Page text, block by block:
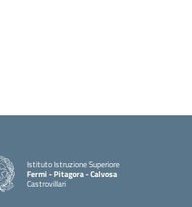
Istituto Istruzione Superiore
Fermi - Pitagora - Calvosa
Castrovillari